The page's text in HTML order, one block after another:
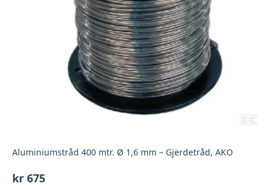
Aluminiumstråd 400 mtr. Ø 1,6 mm – Gjerdetråd, AKO
kr 675